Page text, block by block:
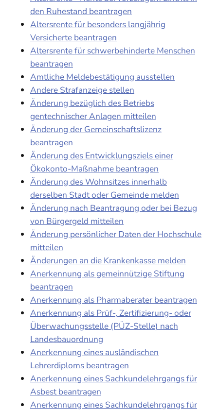
den Ruhestand beantragen
Altersrente für besonders langjährig
Versicherte beantragen
Altersrente für schwerbehinderte Menschen
beantragen
Amtliche Meldebestätigung ausstellen
Andere Strafanzeige stellen
Änderung bezüglich des Betriebs
gentechnischer Anlagen mitteilen
Änderung der Gemeinschaftslizenz
beantragen
Änderung des Entwicklungsziels einer
Ökokonto-Maßnahme beantragen
Änderung des Wohnsitzes innerhalb
derselben Stadt oder Gemeinde melden
Änderung nach Beantragung oder bei Bezug
von Bürgergeld mitteilen
Änderung persönlicher Daten der Hochschule
mitteilen
Änderungen an die Krankenkasse melden
Anerkennung als gemeinnützige Stiftung
beantragen
Anerkennung als Pharmaberater beantragen
Anerkennung als Prüf-, Zertifizierung- oder
Überwachungsstelle (PÜZ-Stelle) nach
Landesbauordnung
Anerkennung eines ausländischen
Lehrerdiploms beantragen
Anerkennung eines Sachkundelehrgangs für
Asbest beantragen
Anerkennung eines Sachkundelehrgangs für